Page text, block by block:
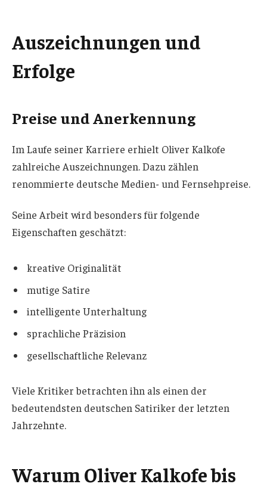
Auszeichnungen und
Erfolge
Preise und Anerkennung
Im Laufe seiner Karriere erhielt Oliver Kalkofe
zahlreiche Auszeichnungen. Dazu zählen
renommierte deutsche Medien- und Fernsehpreise.
Seine Arbeit wird besonders für folgende
Eigenschaften geschätzt:
kreative Originalität
mutige Satire
intelligente Unterhaltung
sprachliche Präzision
gesellschaftliche Relevanz
Viele Kritiker betrachten ihn als einen der
bedeutendsten deutschen Satiriker der letzten
Jahrzehnte.
Warum Oliver Kalkofe bis